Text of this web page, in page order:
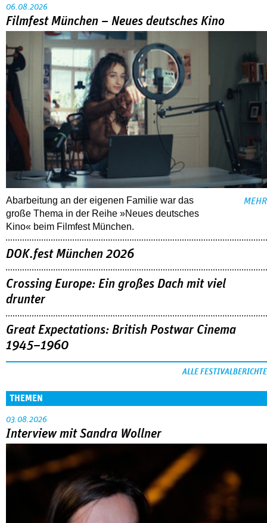
06.08.2026
Filmfest München – Neues deutsches Kino
Abarbeitung an der eigenen Familie war das
große Thema in der Reihe »Neues deutsches
Kino« beim Filmfest München.
MEHR
DOK.fest München 2026
Crossing Europe: Ein großes Dach mit viel
drunter
Great Expectations: British Postwar Cinema
1945–1960
ALLE FESTIVALBERICHTE
THEMEN
03.08.2026
Interview mit Sandra Wollner